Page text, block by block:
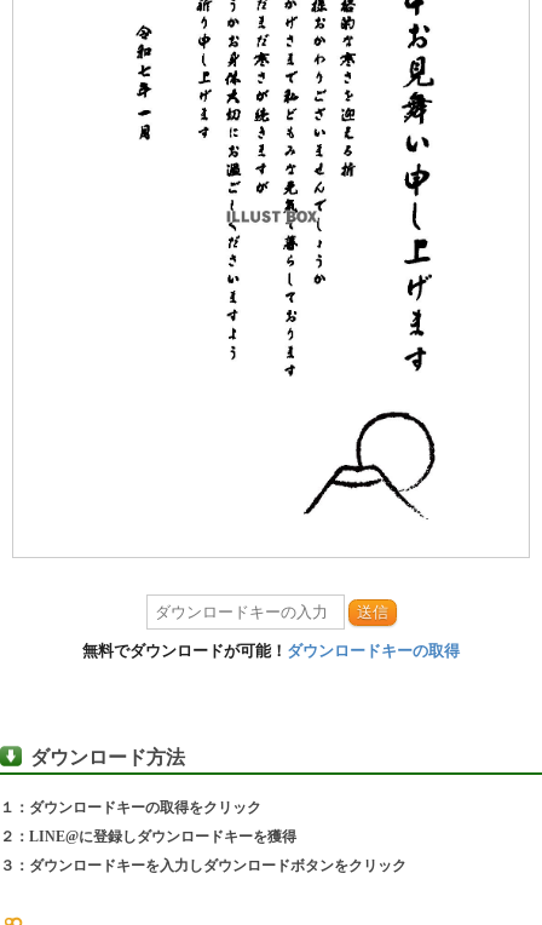
送信
無料でダウンロードが可能！ ダウンロードキーの取得
ダウンロード方法
１：ダウンロードキーの取得をクリック
２：LINE@に登録しダウンロードキーを獲得
３：ダウンロードキーを入力しダウンロードボタンをクリック